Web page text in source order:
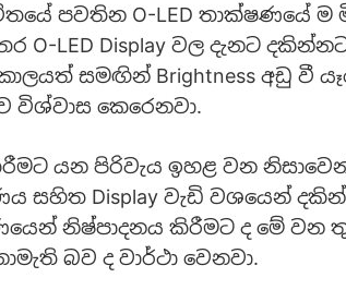
පවතින O-LED තාක්ෂණයේ
LED Display වල දැනට
සමඟින් Brightness අඩු වී
විශ්වාස කෙරෙනවා.
යන පිරිවැය ඉහළ වන
සහිත Display වැඩි වශයෙන්
නිෂ්පාදනය කිරීමට ද මේ වන
බව ද වාර්ථා වෙනවා.